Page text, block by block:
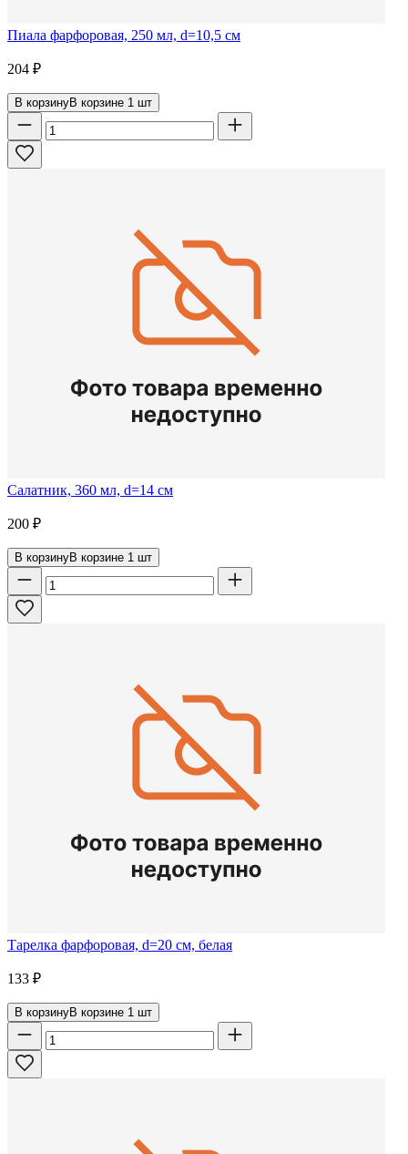
Пиала фарфоровая, 250 мл, d=10,5 см
204 ₽
В корзинуВ корзине 1 шт
Салатник, 360 мл, d=14 см
200 ₽
В корзинуВ корзине 1 шт
Тарелка фарфоровая, d=20 см, белая
133 ₽
В корзинуВ корзине 1 шт